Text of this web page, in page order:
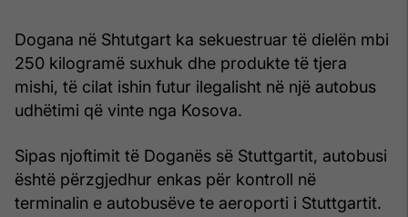
Dogana në Shtutgart ka sekuestruar të dielën mbi
250 kilogramë suxhuk dhe produkte të tjera
mishi, të cilat ishin futur ilegalisht në një autobus
udhëtimi që vinte nga Kosova.
Sipas njoftimit të Doganës së Stuttgartit, autobusi
është përzgjedhur enkas për kontroll në
terminalin e autobusëve te aeroporti i Stuttgartit.